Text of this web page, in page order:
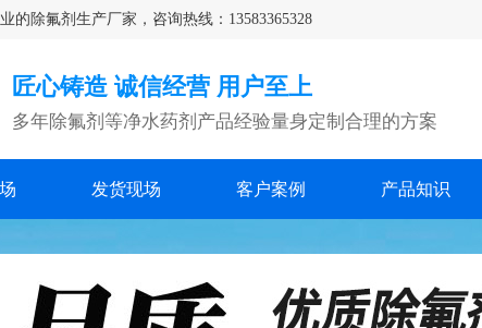
的除氟剂生产厂家，咨询热线：13583365328
匠心铸造 诚信经营 用户至上
多年除氟剂等净水药剂产品经验量身定制合理的方案
发货现场 客户案例 产品知识